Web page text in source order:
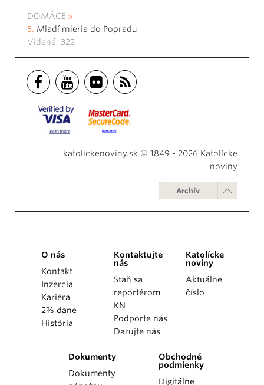
DOMÁCE
Mladí mieria do Popradu
Videné: 322
katolickenoviny.sk © 1849 - 2026 Katolícke
noviny
Archív
O nás
Kontakt
Inzercia
Kariéra
2% dane
História
Kontaktujte
nás
Staň sa
reportérom
KN
Podporte nás
Darujte nás
Katolícke
noviny
Aktuálne
číslo
Dokumenty
Dokumenty
Obchodné
podmienky
Digitálne